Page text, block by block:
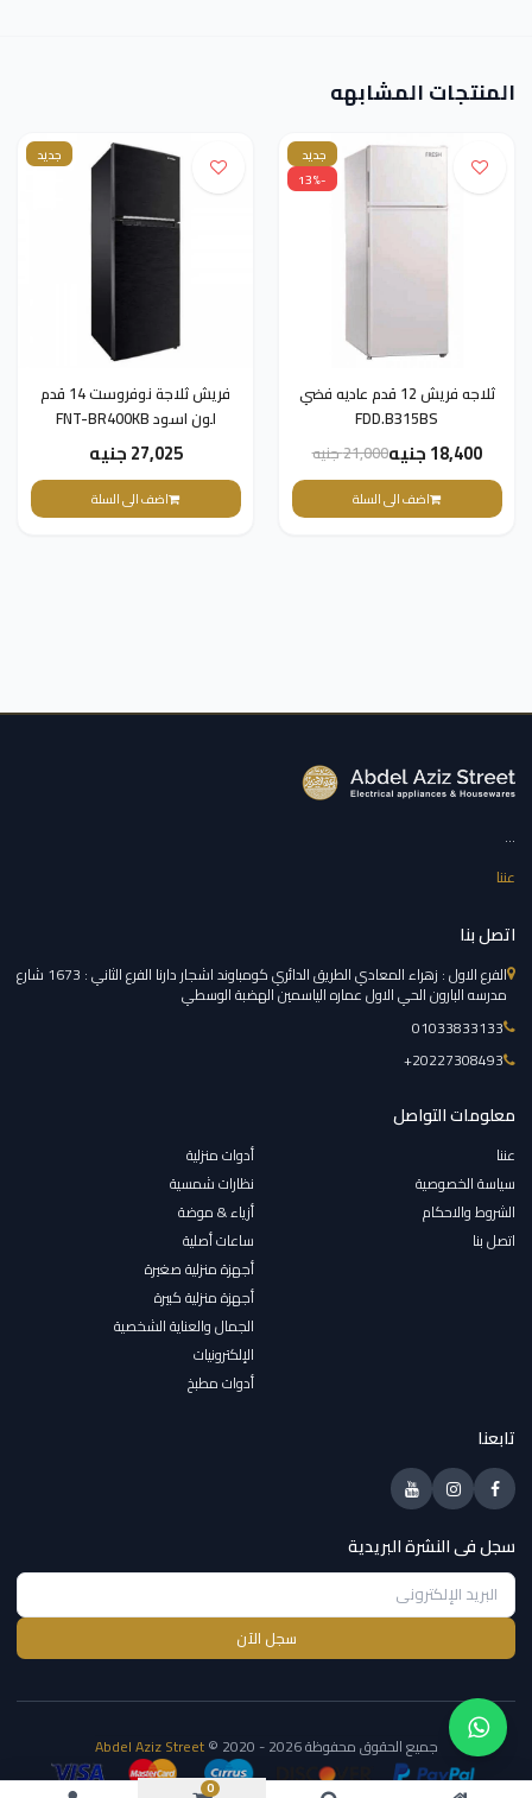
المنتجات المشابهه
جديد
-13%
ثلاجه فريش 12 قدم عاديه فضي
FDD.B315BS
18,400 جنيه 21,000 جنيه
اضف الى السلة
جديد
فريش ثلاجة نوفروست 14 قدم
لون اسود FNT-BR400KB
27,025 جنيه
اضف الى السلة
...
عننا
اتصل بنا
الفرع الاول : زهراء المعادي الطريق الدائري كومباوند اشجار دارنا الفرع الثاني : 1673 شارع
مدرسه البارون الحي الاول عماره الياسمين الهضبة الوسطي
01033833133
‎+20227308493
معلومات التواصل
عننا
سياسة الخصوصية
الشروط والاحكام
اتصل بنا
أدوات منزلية
نظارات شمسية
أزياء & موضة
ساعات أصلية
أجهزة منزلية صغيرة
أجهزة منزلية كبيرة
الجمال والعناية الشخصية
الإلكترونيات
أدوات مطبخ
تابعنا
سجل فى النشرة البريدية
سجل الآن
جميع الحقوق محفوظة Abdel Aziz Street© 2020 - 2026
0